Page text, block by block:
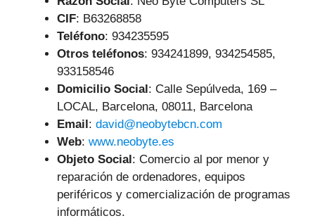
CIF: B63268858
Teléfono: 934235595
Otros teléfonos: 934241899, 934254585,
933158546
Domicilio Social: Calle Sepúlveda, 169 –
LOCAL, Barcelona, 08011, Barcelona
Email: david@neobytebcn.com
Web: www.neobyte.es
Objeto Social: Comercio al por menor y
reparación de ordenadores, equipos
periféricos y comercialización de programas
informáticos.